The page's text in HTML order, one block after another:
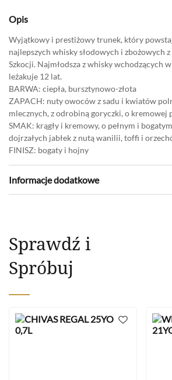
Opis
Wyjątkowy i prestiżowy trunek, który
najlepszych whisky słodowych i zbożowych
Szkocji. Najmłodsza z whisky wchodzących
leżakuje 12 lat.
BARWA: ciepła, bursztynowo-złota
ZAPACH: nuty owoców z sadu i kwiatów
mlecznych, z odrobiną goryczki, o kremowej
SMAK: krągły i kremowy, o pełnym i
dojrzałych jabłek z nutą wanilii, toffi i
FINISZ: bogaty i hojny
Informacje dodatkowe
Pojemność
0,2l, 4,5l, 0,5l, 0,7l
Wiek
Rodzaj
Sprawdź i
Spróbuj